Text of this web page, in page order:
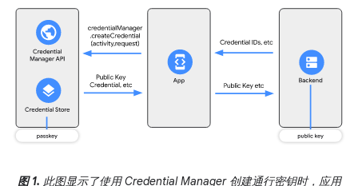
图 1. 此图显示了使用 Credential Manager 创建通行密钥时，应用